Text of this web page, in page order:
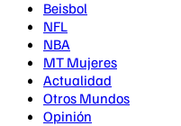
Beisbol
NFL
NBA
MT Mujeres
Actualidad
Otros Mundos
Opinión